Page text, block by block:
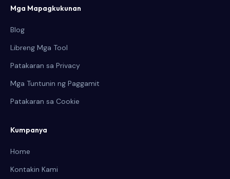
Mga Mapagkukunan
Blog
Libreng Mga Tool
Patakaran sa Privacy
Mga Tuntunin ng Paggamit
Patakaran sa Cookie
Kumpanya
Home
Kontakin Kami